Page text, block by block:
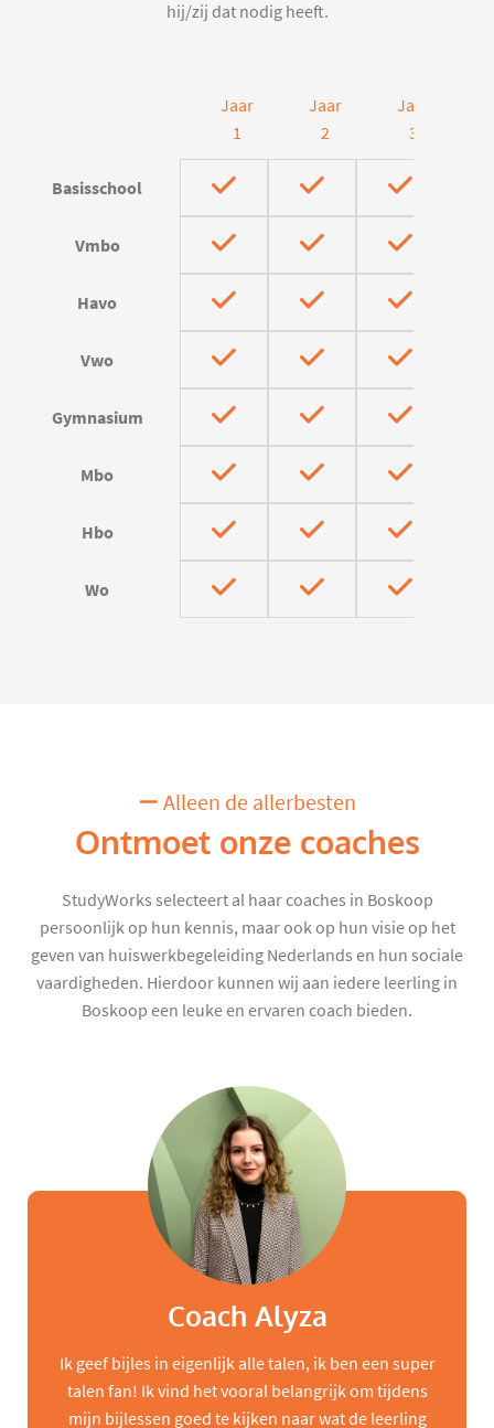
hij/zij dat nodig heeft.
Jaar
1
Jaar
2
Jaar
3
Basisschool
Vmbo
Havo
Vwo
Gymnasium
Mbo
Hbo
Wo
Alleen de allerbesten
Ontmoet onze coaches
StudyWorks selecteert al haar coaches in Boskoop
persoonlijk op hun kennis, maar ook op hun visie op het
geven van huiswerkbegeleiding Nederlands en hun sociale
vaardigheden. Hierdoor kunnen wij aan iedere leerling in
Boskoop een leuke en ervaren coach bieden.
Coach Alyza
Ik geef bijles in eigenlijk alle talen, ik ben een super
talen fan! Ik vind het vooral belangrijk om tijdens
mijn bijlessen goed te kijken naar wat de leerling